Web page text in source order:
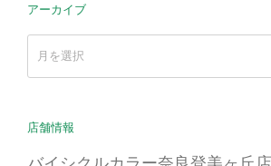
アーカイブ
カ
店舗情報